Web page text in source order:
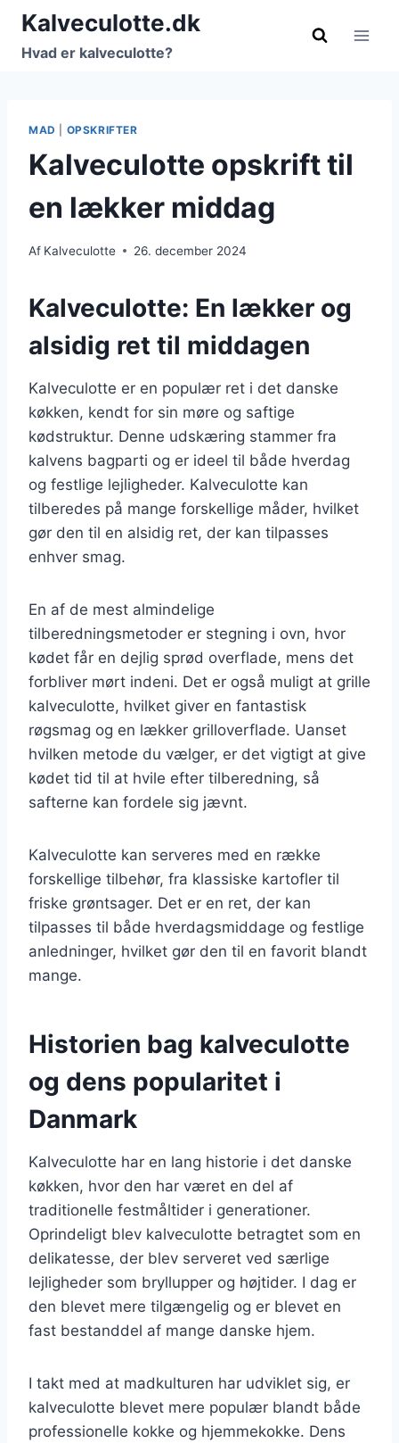
Fortsæt
indhold
Kalveculotte.dk
Hvad er kalveculotte?
MAD OPSKRIFTER
Kalveculotte opskrift til
en lækker middag
Af Kalveculotte 26. december 2024
Kalveculotte: En lækker og
alsidig ret til middagen
Kalveculotte er en populær ret i det danske
køkken, kendt for sin møre og saftige
kødstruktur. Denne udskæring stammer fra
kalvens bagparti og er ideel til både hverdag
og festlige lejligheder. Kalveculotte kan
tilberedes på mange forskellige måder, hvilket
gør den til en alsidig ret, der kan tilpasses
enhver smag.
En af de mest almindelige
tilberedningsmetoder er stegning i ovn, hvor
kødet får en dejlig sprød overflade, mens det
forbliver mørt indeni. Det er også muligt at grille
kalveculotte, hvilket giver en fantastisk
røgsmag og en lækker grilloverflade. Uanset
hvilken metode du vælger, er det vigtigt at give
kødet tid til at hvile efter tilberedning, så
safterne kan fordele sig jævnt.
Kalveculotte kan serveres med en række
forskellige tilbehør, fra klassiske kartofler til
friske grøntsager. Det er en ret, der kan
tilpasses til både hverdagsmiddage og festlige
anledninger, hvilket gør den til en favorit blandt
mange.
Historien bag kalveculotte
og dens popularitet i
Danmark
Kalveculotte har en lang historie i det danske
køkken, hvor den har været en del af
traditionelle festmåltider i generationer.
Oprindeligt blev kalveculotte betragtet som en
delikatesse, der blev serveret ved særlige
lejligheder som bryllupper og højtider. I dag er
den blevet mere tilgængelig og er blevet en
fast bestanddel af mange danske hjem.
I takt med at madkulturen har udviklet sig, er
kalveculotte blevet mere populær blandt både
professionelle kokke og hjemmekokke. Dens